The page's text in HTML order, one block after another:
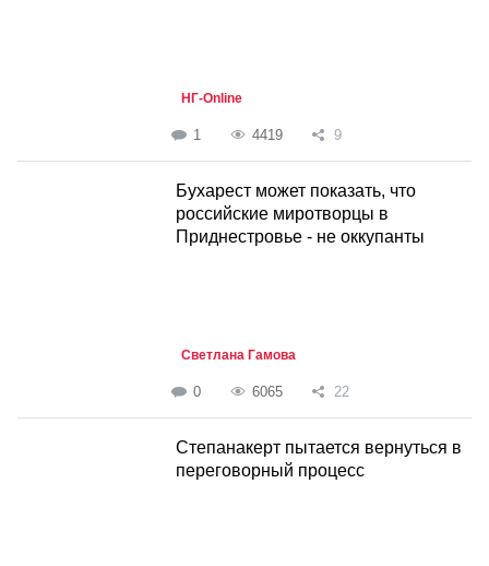
НГ-Online
1 4419 9
Бухарест может показать, что
российские миротворцы в
Приднестровье - не оккупанты
Светлана Гамова
0 6065 22
Степанакерт пытается вернуться в
переговорный процесс